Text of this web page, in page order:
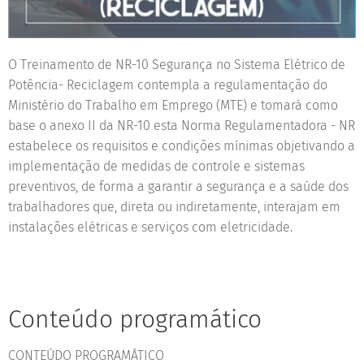
O Treinamento de NR-10 Segurança no Sistema Elétrico de
Potência- Reciclagem contempla a regulamentação do
Ministério do Trabalho em Emprego (MTE) e tomará como
base o anexo II da NR-10 esta Norma Regulamentadora - NR
estabelece os requisitos e condições mínimas objetivando a
implementação de medidas de controle e sistemas
preventivos, de forma a garantir a segurança e a saúde dos
trabalhadores que, direta ou indiretamente, interajam em
instalações elétricas e serviços com eletricidade.
Conteúdo programático
CONTEÚDO PROGRAMÁTICO